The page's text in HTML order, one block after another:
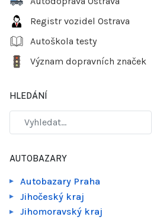
Registr vozidel Ostrava
Autoškola testy
Význam dopravních značek
HLEDÁNÍ
AUTOBAZARY
Autobazary Praha
Jihočeský kraj
Jihomoravský kraj